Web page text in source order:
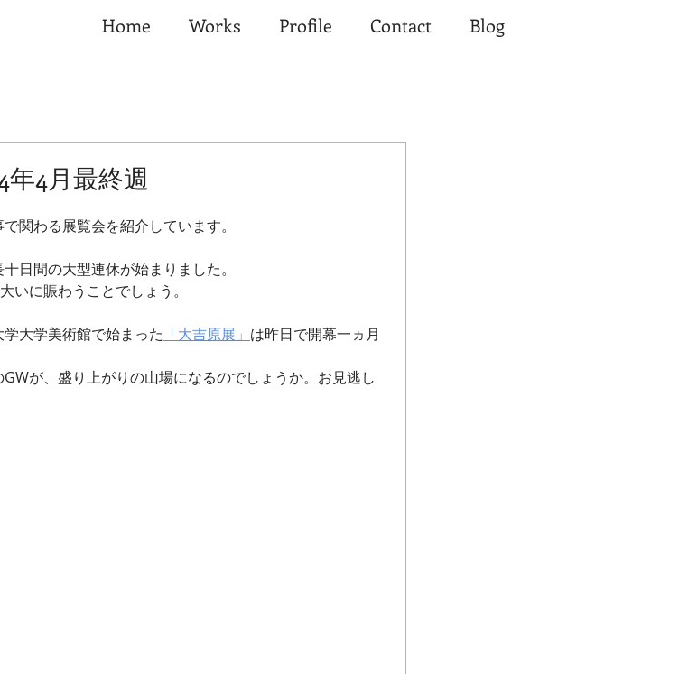
Home Works Profile Contact Blog
年4月最終週
関わる展覧会を紹介しています。
日間の大型連休が始まりました。
いに賑わうことでしょう。
大学美術館で始まった 「大吉原展」 は昨日で開幕一ヵ月
が、盛り上がりの山場になるのでしょうか。お見逃し